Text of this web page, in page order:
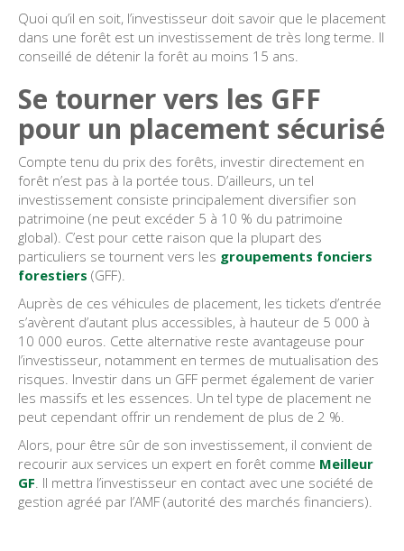
Quoi qu’il en soit, l’investisseur doit savoir que le placement
dans une forêt est un investissement de très long terme. Il
conseillé de détenir la forêt au moins 15 ans.
Se tourner vers les GFF
pour un placement sécurisé
Compte tenu du prix des forêts, investir directement en
forêt n’est pas à la portée tous. D’ailleurs, un tel
investissement consiste principalement diversifier son
patrimoine (ne peut excéder 5 à 10 % du patrimoine
global). C’est pour cette raison que la plupart des
particuliers se tournent vers les groupements fonciers
forestiers (GFF).
Auprès de ces véhicules de placement, les tickets d’entrée
s’avèrent d’autant plus accessibles, à hauteur de 5 000 à
10 000 euros. Cette alternative reste avantageuse pour
l’investisseur, notamment en termes de mutualisation des
risques. Investir dans un GFF permet également de varier
les massifs et les essences. Un tel type de placement ne
peut cependant offrir un rendement de plus de 2 %.
Alors, pour être sûr de son investissement, il convient de
recourir aux services un expert en forêt comme Meilleur
GF. Il mettra l’investisseur en contact avec une société de
gestion agréé par l’AMF (autorité des marchés financiers).